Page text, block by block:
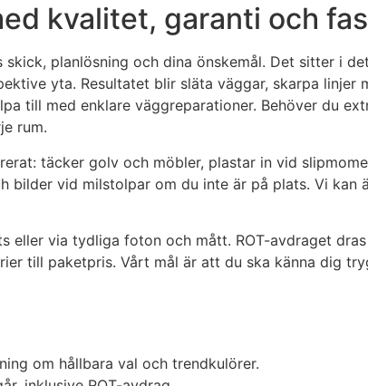
kvalitet, garanti och
planlösning och dina önskemål. Det sitter i
yta. Resultatet blir släta väggar, skarpa linjer
till med enklare väggreparationer. Behöver du
rum.
täcker golv och möbler, plastar in vid
vid milstolpar om du inte är på plats. Vi kan
via tydliga foton och mått. ROT-avdraget
till paketpris. Vårt mål är att du ska känna dig
om hållbara val och trendkulörer.